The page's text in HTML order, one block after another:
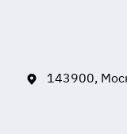
143900,